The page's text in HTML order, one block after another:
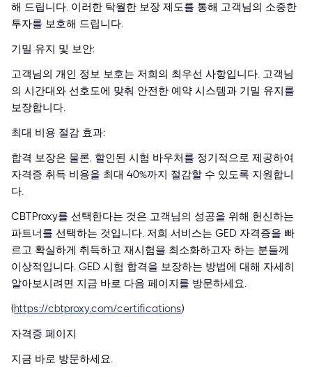
해 드립니다. 이러한 탁월한 보장 제도를 통해 고객님의 소중한
투자를 보호해 드립니다.
기밀 유지 및 보안:
고객님의 개인 정보 보호는 저희의 최우선 사항입니다. 고객님
의 시간대와 선호도에 맞춰 안전한 예약 시스템과 기밀 유지를
보장합니다.
최대 비용 절감 효과:
합격 보장은 물론, 할인된 시험 바우처를 정기적으로 제공하여
자격증 취득 비용을 최대 40%까지 절감할 수 있도록 지원합니
다.
CBTProxy를 선택한다는 것은 고객님의 성공을 위해 헌신하는
파트너를 선택하는 것입니다. 저희 서비스는 GED 자격증을 빠
르고 확실하게 취득하고 재시험을 최소화하고자 하는 분들께
이상적입니다. GED 시험 합격을 보장하는 방법에 대해 자세히
알아보시려면 지금 바로 다음 페이지를 방문하세요.
(https://cbtproxy.com/certifications)
자격증 페이지
지금 바로 방문하세요.